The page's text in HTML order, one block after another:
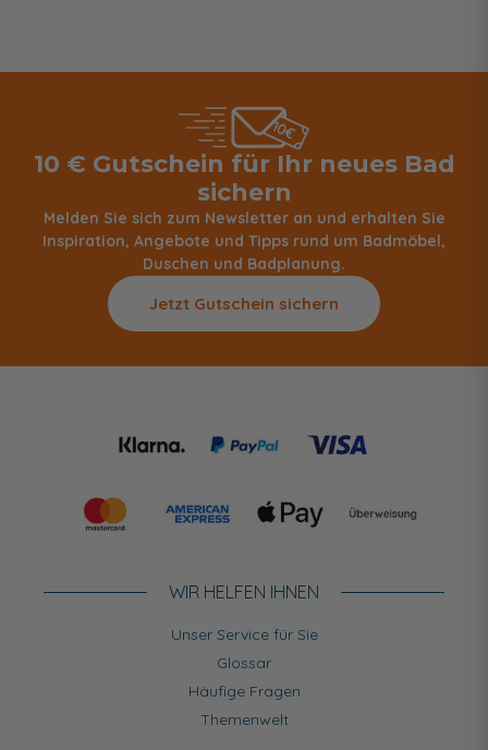
10 € Gutschein für Ihr neues Bad
sichern
Melden Sie sich zum Newsletter an und erhalten Sie
Inspiration, Angebote und Tipps rund um Badmöbel,
Duschen und Badplanung.
Jetzt Gutschein sichern
WIR HELFEN IHNEN
Unser Service für Sie
Glossar
Häufige Fragen
Themenwelt